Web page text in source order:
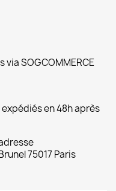
SOGCOMMERCE
en 48h après
75017 Paris